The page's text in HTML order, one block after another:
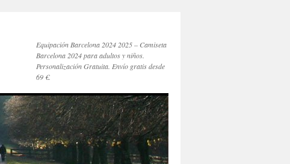
Equipación Barcelona 2024 2025 – Camiseta
Barcelona 2024 para adultos y niños.
Personalización Gratuita. Envío gratis desde
69 €.